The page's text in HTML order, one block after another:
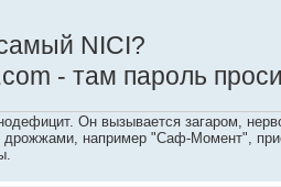
NICI?
- там пароль
Он вызывается загаром,
например "Саф-Момент",